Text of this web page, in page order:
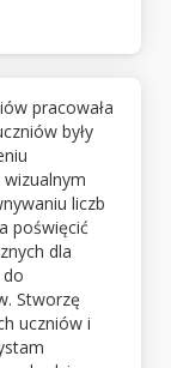
pracowała
były
liczb
poświęcić
dla
Stworzę
uczniów i